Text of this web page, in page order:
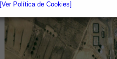
[Ver Política de Cookies]